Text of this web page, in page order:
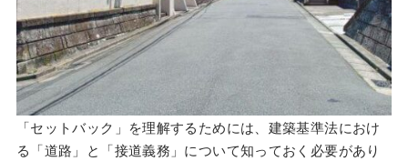
「セットバック」を理解するためには、建築基準法におけ
る「道路」と「接道義務」について知っておく必要があり